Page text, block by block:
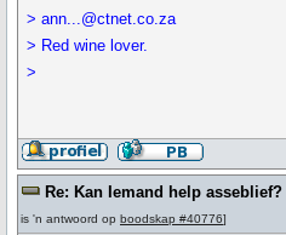
> ann...@ctnet.co.za
> Red wine lover.
>
Re: Kan Iemand help asseblief?
is 'n antwoord op boodskap #40776]